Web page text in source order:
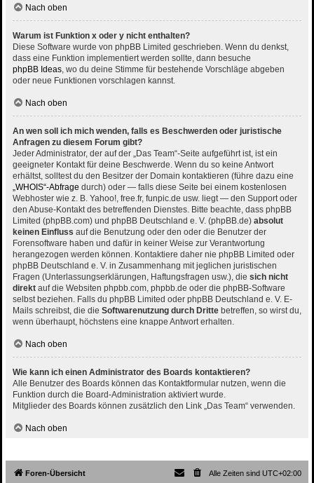
Nach oben
Warum ist Funktion x oder y nicht enthalten?
Diese Software wurde von phpBB Limited geschrieben. Wenn du denkst,
dass eine Funktion implementiert werden sollte, dann besuche
phpBB Ideas, wo du deine Stimme für bestehende Vorschläge abgeben
oder neue Funktionen vorschlagen kannst.
Nach oben
An wen soll ich mich wenden, falls es Beschwerden oder juristische
Anfragen zu diesem Forum gibt?
Jeder Administrator, der auf der „Das Team“-Seite aufgeführt ist, ist ein
geeigneter Kontakt für deine Beschwerde. Wenn du so keine Antwort
erhältst, solltest du den Besitzer der Domain kontaktieren (führe dazu eine
„WHOIS“-Abfrage durch) oder — falls diese Seite bei einem kostenlosen
Webhoster wie z. B. Yahoo!, free.fr, funpic.de usw. liegt — den Support oder
den Abuse-Kontakt des betreffenden Dienstes. Bitte beachte, dass phpBB
Limited (phpBB.com) und phpBB Deutschland e. V. (phpBB.de) absolut
keinen Einfluss auf die Benutzung oder den oder die Benutzer der
Forensoftware haben und dafür in keiner Weise zur Verantwortung
herangezogen werden können. Kontaktiere daher nie phpBB Limited oder
phpBB Deutschland e. V. in Zusammenhang mit jeglichen juristischen
Fragen (Unterlassungserklärungen, Haftungsfragen usw.), die sich nicht
direkt auf die Websiten phpbb.com, phpbb.de oder die phpBB-Software
selbst beziehen. Falls du phpBB Limited oder phpBB Deutschland e. V. E-
Mails schreibst, die die Softwarenutzung durch Dritte betreffen, so wirst du,
wenn überhaupt, höchstens eine knappe Antwort erhalten.
Nach oben
Wie kann ich einen Administrator des Boards kontaktieren?
Alle Benutzer des Boards können das Kontaktformular nutzen, wenn die
Funktion durch die Board-Administration aktiviert wurde.
Mitglieder des Boards können zusätzlich den Link „Das Team“ verwenden.
Nach oben
Foren-Übersicht Alle Zeiten sind UTC+02:00